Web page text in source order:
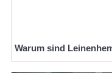
Warum sind